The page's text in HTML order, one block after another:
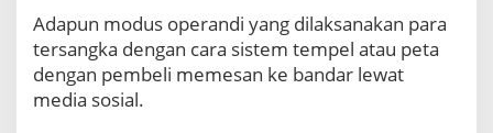
b
a
Adapun modus operandi yang dilaksanakan para
tersangka dengan cara sistem tempel atau peta
dengan pembeli memesan ke bandar lewat
media sosial.